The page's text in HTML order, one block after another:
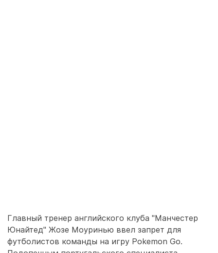
Главный тренер английского клуба "Манчестер
Юнайтед" Жозе Моуринью ввел запрет для
футболистов команды на игру Pokemon Go.